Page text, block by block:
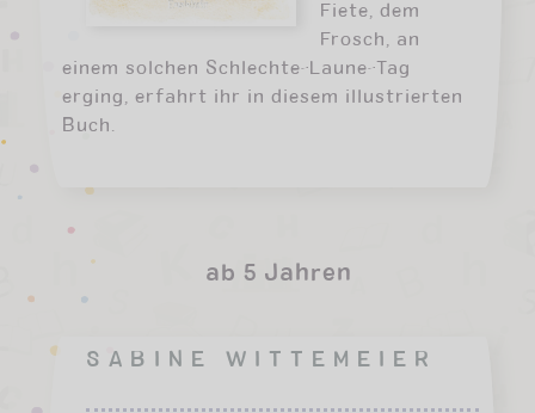
Fiete, dem
Frosch, an
einem solchen Schlechte-Laune-Tag
erging, erfahrt ihr in diesem illustrierten
Buch.
ab 5 Jahren
SABINE WITTEMEIER